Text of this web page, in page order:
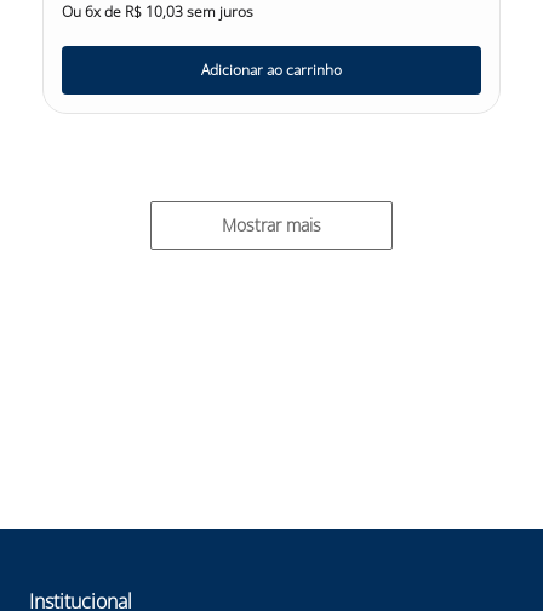
Ou6x de R$ 10,03sem juros
Adicionar ao carrinho
Mostrar mais
Institucional